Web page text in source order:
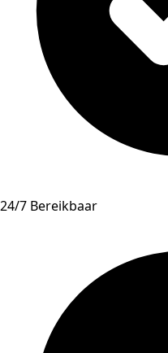
24/7 Bereikbaar